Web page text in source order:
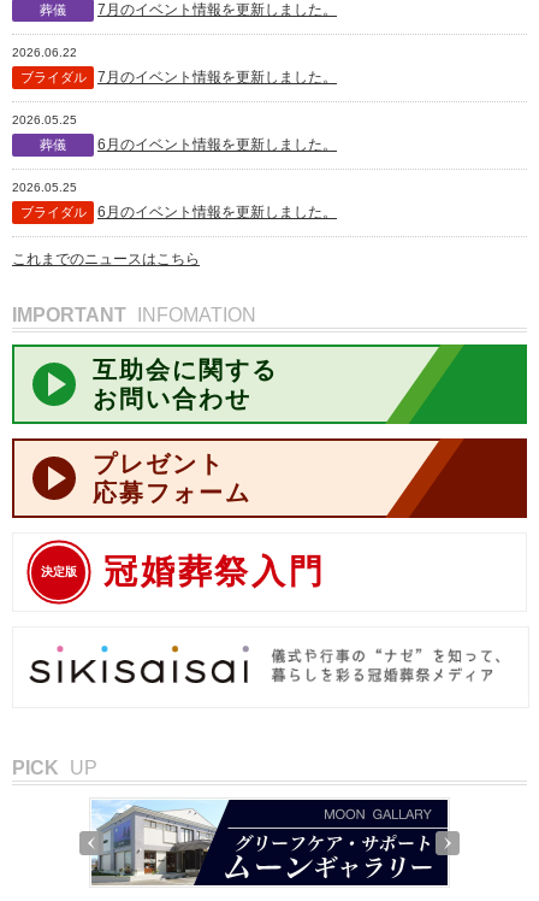
葬儀 7月のイベント情報を更新しました。
2026.06.22
ブライダル 7月のイベント情報を更新しました。
2026.05.25
葬儀 6月のイベント情報を更新しました。
2026.05.25
ブライダル 6月のイベント情報を更新しました。
これまでのニュースはこちら
IMPORTANT INFOMATION
互助会に関する
お問い合わせ
プレゼント
応募フォーム
決定版 冠婚葬祭入門
PICK UP